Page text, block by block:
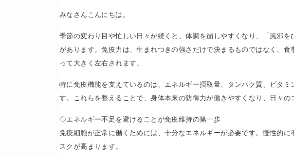
みなさんこんにちは。
季節の変わり目や忙しい日々が続くと、体調を崩しやすくなり、「風邪
があります。免疫力は、生まれつきの強さだけで決まるものではなく、
って大きく左右されます。
特に免疫機能を支えているのは、エネルギー摂取量、タンパク質、ビタ
す。これらを整えることで、身体本来の防御力が働きやすくなり、日々の
◇エネルギー不足を避けることが免疫維持の第一歩
免疫細胞が正常に働くためには、十分なエネルギーが必要です。慢性的
スクが高まります。